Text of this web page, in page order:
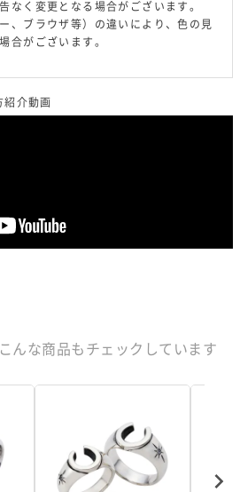
なく変更となる場合がございます。
、ブラウザ等）の違いにより、色の見
合がございます。
紹介動画
んな商品もチェックしています